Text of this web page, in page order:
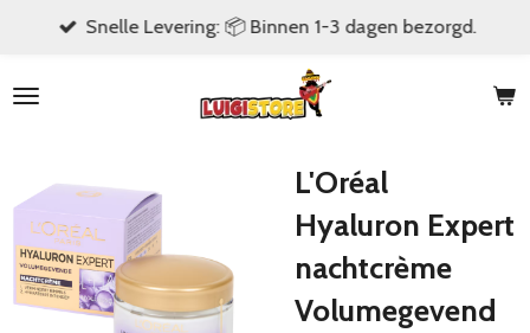
naar
Snelle Levering: 📦 Binnen 1-3 dagen bezorgd.
L'Oréal
Hyaluron Expert
nachtcrème
Volumegevend